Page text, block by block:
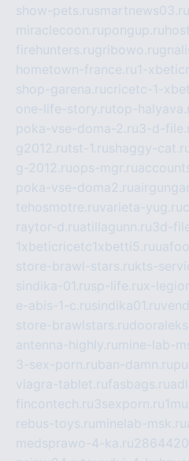
show-pets.rusmartnews03.ru
miraclecoon.rupongup.ru
firehunters.rugribowo.ru
hometown-france.ru1-
shop-garena.rucricetc-1-
one-life-story.rutop-
poka-vse-doma-2.ru3-d-
g2012.rutst-1.rushaggy-
g-2012.ruops-mgr.ru
poka-vse-doma2.ru
tehosmotre.ruvarieta-yug.ru
raytor-d.ruatillagunn.ru3d-
1xbeticricetc1xbetti5.ru
store-brawl-stars.rukts-
sindika-01.rusp-life.rux-
e-abis-1-c.rusindika01.ru
store-brawlstars.ru
antenna-highly.ru mine-lab-
3-sex-porn.ruban-damn.ru
viagra-tablet.rufasbags.ru
fincontech.ru3sexporn.ru
rebus-toys.ru minelab-msk.ru
medsprawo-4-ka.ru